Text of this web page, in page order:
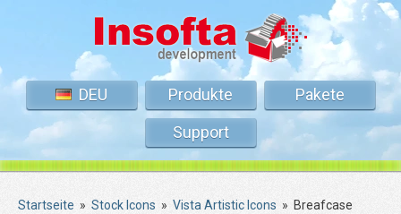
DEU Produkte
Pakete
Support
Startseite » Stock Icons » Vista Artistic Icons » Breafcase